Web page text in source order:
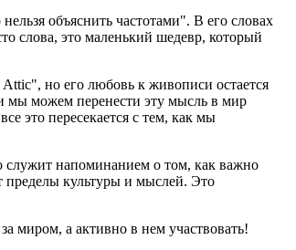
объяснить частотами". В его словах
слова, это маленький шедевр, который
но его любовь к живописи остается
мы можем перенести эту мысль в мир
это пересекается с тем, как мы
служит напоминанием о том, как важно
пределы культуры и мыслей. Это
миром, а активно в нем участвовать!